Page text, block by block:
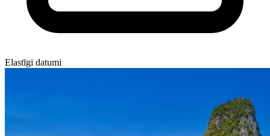
Elastīgi datumi